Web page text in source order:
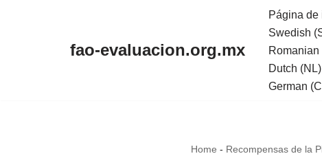
fao-evaluacion.org.mx
Página de
Swedish
Romanian
Dutch (NL)
German
Home - Recompensas de la